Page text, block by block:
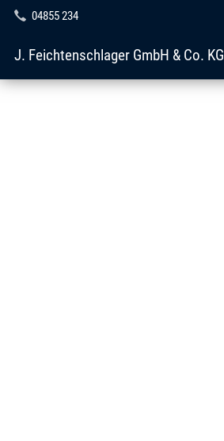
04855 234
J. Feichtenschlager GmbH & Co. KG